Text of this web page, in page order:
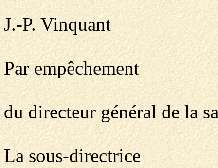
J.-P. Vinquant
Par empêchement
du directeur général de la
La sous-directrice